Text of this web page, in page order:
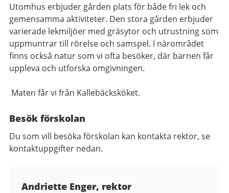
Utomhus erbjuder gården plats för både fri lek och
gemensamma aktiviteter. Den stora gården erbjuder
varierade lekmiljöer med gräsytor och utrustning som
uppmuntrar till rörelse och samspel. I närområdet
finns också natur som vi ofta besöker, där barnen får
uppleva och utforska omgivningen.
Maten får vi från Kallebäcksköket.
Besök förskolan
Du som vill besöka förskolan kan kontakta rektor, se
kontaktuppgifter nedan.
Andriette Enger, rektor